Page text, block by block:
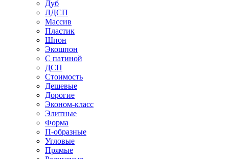
Дуб
ЛДСП
Массив
Пластик
Шпон
Экошпон
С патиной
ДСП
Стоимость
Дешевые
Дорогие
Эконом-класс
Элитные
Форма
П-образные
Угловые
Прямые